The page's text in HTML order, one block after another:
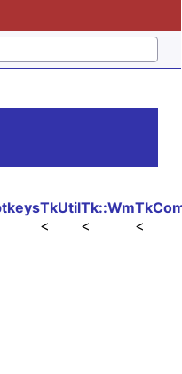
Tk::Wm
TkUtil